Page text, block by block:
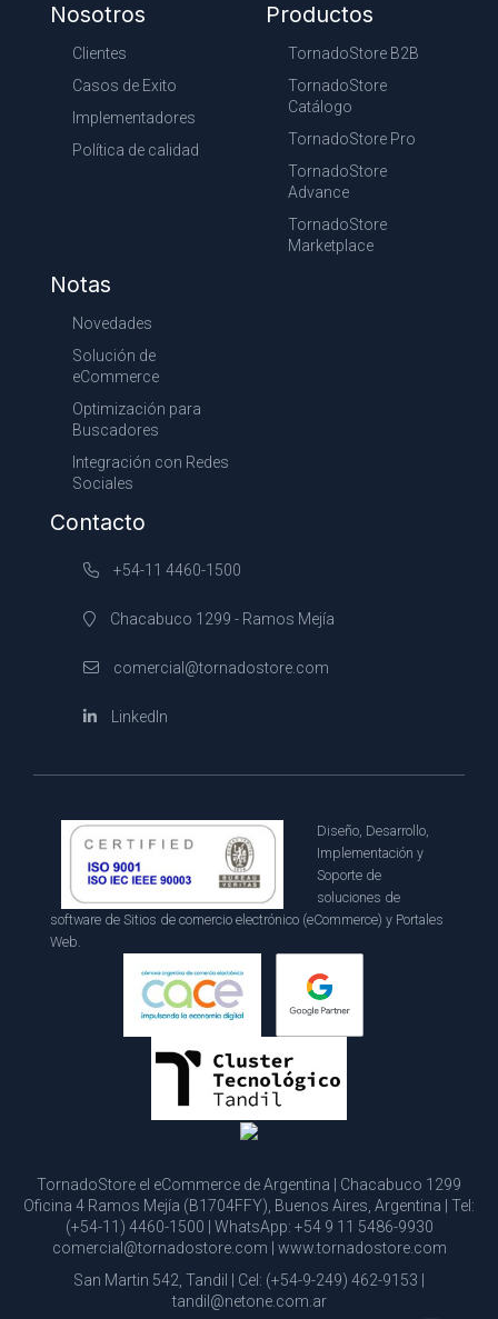
Nosotros
Clientes
Casos de Exito
Implementadores
Política de calidad
Productos
TornadoStore B2B
TornadoStore
Catálogo
TornadoStore Pro
TornadoStore
Advance
TornadoStore
Marketplace
Notas
Novedades
Solución de
eCommerce
Optimización para
Buscadores
Integración con Redes
Sociales
Contacto
+54-11 4460-1500
Chacabuco 1299 - Ramos Mejía
comercial@tornadostore.com
LinkedIn
Diseño, Desarrollo,
Implementación y
Soporte de
soluciones de
software de Sitios de comercio electrónico (eCommerce) y Portales
Web.
TornadoStore el eCommerce de Argentina | Chacabuco 1299
Oficina 4 Ramos Mejía (B1704FFY), Buenos Aires, Argentina | Tel:
(+54-11) 4460-1500 | WhatsApp: +54 9 11 5486-9930
comercial@tornadostore.com
www.tornadostore.com
San Martin 542, Tandil | Cel: (+54-9-249) 462-9153
tandil@netone.com.ar